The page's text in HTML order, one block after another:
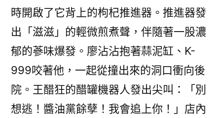
時開啟了它背上的枸杞推進器。推進器發
出「滋滋」的輕微煎煮聲，伴隨著一股濃
郁的蔘味爆發。廖沾沾抱著蒜泥缸、K-
999咬著他，一起從撞出來的洞口衝向後
院。王醋狂的醋罐機器人發出尖叫：「別
想逃！醬油黨餘孽！我會追上你！」店內